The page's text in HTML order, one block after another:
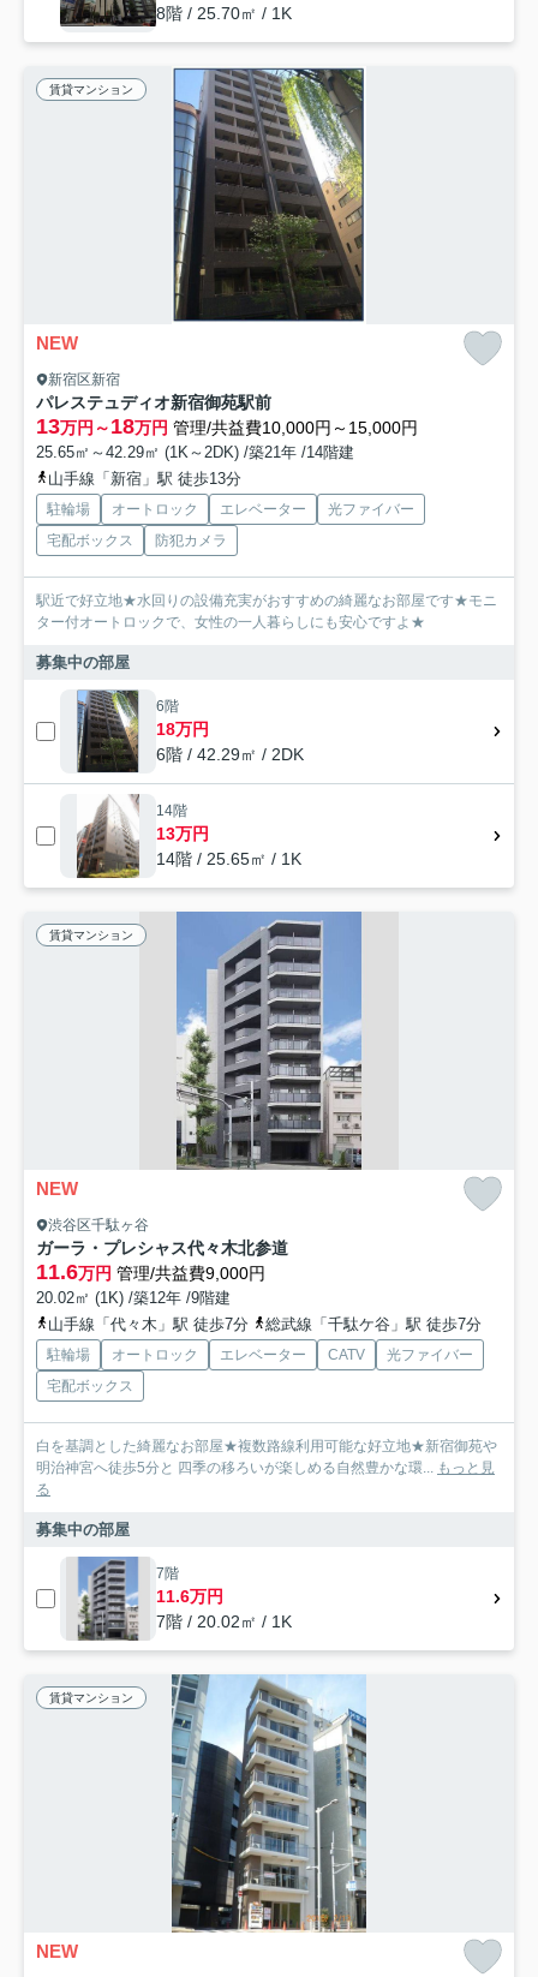
8階 / 25.70㎡ / 1K
賃貸マンション
NEW
新宿区新宿
パレステュディオ新宿御苑駅前
13万円～18万円 管理/共益費10,000円～15,000円
25.65㎡～42.29㎡ (1K～2DK) /築21年 /14階建
山手線「新宿」駅 徒歩13分
駐輪場 オートロック エレベーター
光ファイバー
宅配ボックス
防犯カメラ
駅近で好立地★水回りの設備充実がおすすめの綺麗なお部屋です★モニ
ター付オートロックで、女性の一人暮らしにも安心ですよ★
募集中の部屋
6階
18万円
6階 / 42.29㎡ / 2DK
14階
13万円
14階 / 25.65㎡ / 1K
賃貸マンション
NEW
渋谷区千駄ヶ谷
ガーラ・プレシャス代々木北参道
11.6万円 管理/共益費9,000円
20.02㎡ (1K) /築12年 /9階建
山手線「代々木」駅 徒歩7分
総武線「千駄ケ谷」駅 徒歩7分
駐輪場 オートロック エレベーター CATV
光ファイバー
宅配ボックス
白を基調とした綺麗なお部屋★複数路線利用可能な好立地★新宿御苑や
明治神宮へ徒歩5分と 四季の移ろいが楽しめる自然豊かな環... もっと見
る
募集中の部屋
7階
11.6万円
7階 / 20.02㎡ / 1K
賃貸マンション
NEW